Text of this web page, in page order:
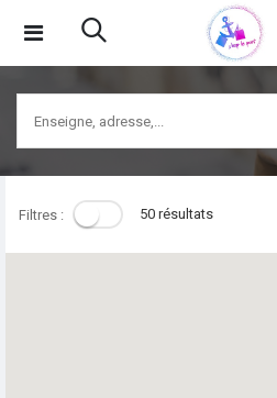
Filtres : 50 résultats